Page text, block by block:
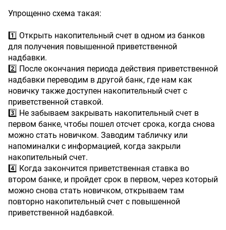
Упрощенно схема такая:
1️⃣ Открыть накопительный счет в одном из банков
для получения повышенной приветственной
надбавки.
2️⃣ После окончания периода действия приветственной
надбавки переводим в другой банк, где нам как
новичку также доступен накопительный счет с
приветственной ставкой.
3️⃣ Не забываем закрывать накопительный счет в
первом банке, чтобы пошел отсчет срока, когда снова
можно стать новичком. Заводим табличку или
напоминалки с информацией, когда закрыли
накопительный счет.
4️⃣ Когда закончится приветственная ставка во
втором банке, и пройдет срок в первом, через который
можно снова стать новичком, открываем там
повторно накопительный счет с повышенной
приветственной надбавкой.